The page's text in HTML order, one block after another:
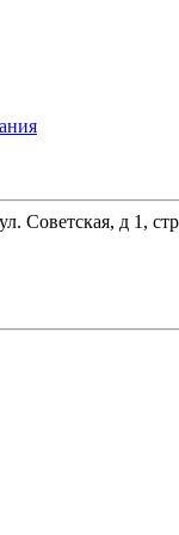
Советская, д 1,